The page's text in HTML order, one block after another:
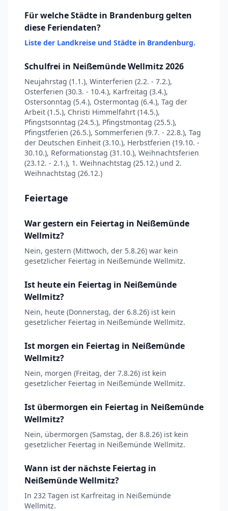
Für welche Städte in Brandenburg gelten
diese Feriendaten?
Liste der Landkreise und Städte in Brandenburg.
Schulfrei in Neißemünde Wellmitz 2026
Neujahrstag (1.1.), Winterferien (2.2. - 7.2.),
Osterferien (30.3. - 10.4.), Karfreitag (3.4.),
Ostersonntag (5.4.), Ostermontag (6.4.), Tag der
Arbeit (1.5.), Christi Himmelfahrt (14.5.),
Pfingstsonntag (24.5.), Pfingstmontag (25.5.),
Pfingstferien (26.5.), Sommerferien (9.7. - 22.8.), Tag
der Deutschen Einheit (3.10.), Herbstferien (19.10. -
30.10.), Reformationstag (31.10.), Weihnachtsferien
(23.12. - 2.1.), 1. Weihnachtstag (25.12.) und 2.
Weihnachtstag (26.12.)
Feiertage
War gestern ein Feiertag in Neißemünde
Wellmitz?
Nein, gestern (Mittwoch, der 5.8.26) war kein
gesetzlicher Feiertag in Neißemünde Wellmitz.
Ist heute ein Feiertag in Neißemünde
Wellmitz?
Nein, heute (Donnerstag, der 6.8.26) ist kein
gesetzlicher Feiertag in Neißemünde Wellmitz.
Ist morgen ein Feiertag in Neißemünde
Wellmitz?
Nein, morgen (Freitag, der 7.8.26) ist kein
gesetzlicher Feiertag in Neißemünde Wellmitz.
Ist übermorgen ein Feiertag in Neißemünde
Wellmitz?
Nein, übermorgen (Samstag, der 8.8.26) ist kein
gesetzlicher Feiertag in Neißemünde Wellmitz.
Wann ist der nächste Feiertag in
Neißemünde Wellmitz?
In 232 Tagen ist Karfreitag in Neißemünde
Wellmitz.